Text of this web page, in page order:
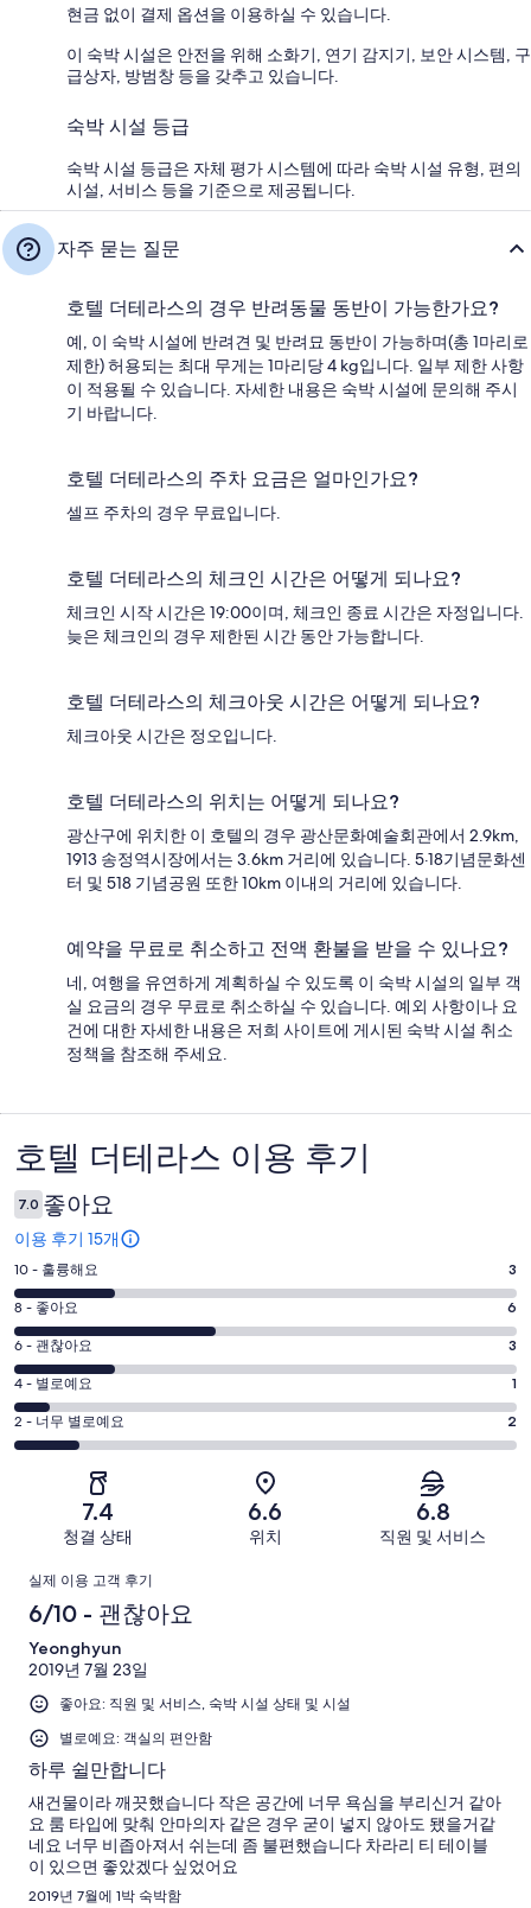
현금 없이 결제 옵션을 이용하실 수 있습니다.
이 숙박 시설은 안전을 위해 소화기, 연기 감지기, 보안 시스템, 구
급상자, 방범창 등을 갖추고 있습니다.
숙박 시설 등급
숙박 시설 등급은 자체 평가 시스템에 따라 숙박 시설 유형, 편의
시설, 서비스 등을 기준으로 제공됩니다.
자주 묻는 질문
호텔 더테라스의 경우 반려동물 동반이 가능한가요?
예, 이 숙박 시설에 반려견 및 반려묘 동반이 가능하며(총 1마리로
제한) 허용되는 최대 무게는 1마리당 4 kg입니다. 일부 제한 사항
이 적용될 수 있습니다. 자세한 내용은 숙박 시설에 문의해 주시
기 바랍니다.
호텔 더테라스의 주차 요금은 얼마인가요?
셀프 주차의 경우 무료입니다.
호텔 더테라스의 체크인 시간은 어떻게 되나요?
체크인 시작 시간은 19:00이며, 체크인 종료 시간은 자정입니다.
늦은 체크인의 경우 제한된 시간 동안 가능합니다.
호텔 더테라스의 체크아웃 시간은 어떻게 되나요?
체크아웃 시간은 정오입니다.
호텔 더테라스의 위치는 어떻게 되나요?
광산구에 위치한 이 호텔의 경우 광산문화예술회관에서 2.9km,
1913 송정역시장에서는 3.6km 거리에 있습니다. 5·18기념문화센
터 및 518 기념공원 또한 10km 이내의 거리에 있습니다.
예약을 무료로 취소하고 전액 환불을 받을 수 있나요?
네, 여행을 유연하게 계획하실 수 있도록 이 숙박 시설의 일부 객
실 요금의 경우 무료로 취소하실 수 있습니다. 예외 사항이나 요
건에 대한 자세한 내용은 저희 사이트에 게시된 숙박 시설 취소
정책을 참조해 주세요.
이
용
후
기
호텔 더테라스 이용 후기
7.0 좋아요
이용 후기 15개
평
점
10
-
훌
륭
해
요.
후
기
10 - 훌륭해요 3
평
점
8
-
좋
아
후
기
중
개
8 - 좋아요 6
평
점
6
-
괜
개
이
기
중
개
6 - 괜찮아요 3
평
점
4
개
이
용
후
중
개
4 - 별로예요 1
평
점
별
요.
15
개
이
기
중
개
2 - 너무 별로예요 2
7.4
청결 상태
6.6
위치
6.8
직원 및 서비스
이
용
후
기
실제 이용 고객 후기
6/10 - 괜찮아요
Yeonghyun
2019년 7월 23일
좋아요: 직원 및 서비스, 숙박 시설 상태 및 시설
별로예요: 객실의 편안함
하루 쉴만합니다
새건물이라 깨끗했습니다 작은 공간에 너무 욕심을 부리신거 같아
요 룸 타입에 맞춰 안마의자 같은 경우 굳이 넣지 않아도 됐을거같
네요 너무 비좁아져서 쉬는데 좀 불편했습니다 차라리 티 테이블
이 있으면 좋았겠다 싶었어요
2019년 7월에 1박 숙박함